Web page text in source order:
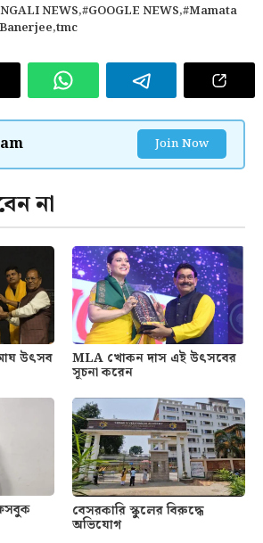
NEWS,#GOOGLE NEWS,#Mamata
,tmc
Join Now
না
উৎসব MLA খোকন দাস এই উৎসবের
সূচনা করেন
বেসরকারি স্কুলের বিরুদ্ধে
অভিযোগ